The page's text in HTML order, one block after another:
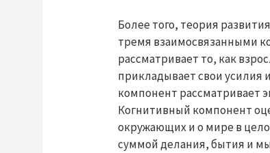
Более того, теория
тремя взаимосвязанными
рассматривает то, как
прикладывает свои
компонент рассматривает
Когнитивный компонент
окружающих и о мире в
суммой делания, бытия и